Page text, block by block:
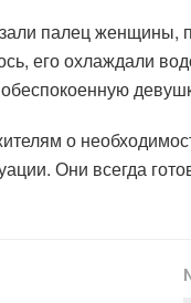
палец женщины,
его охлаждали
о
Они всегда